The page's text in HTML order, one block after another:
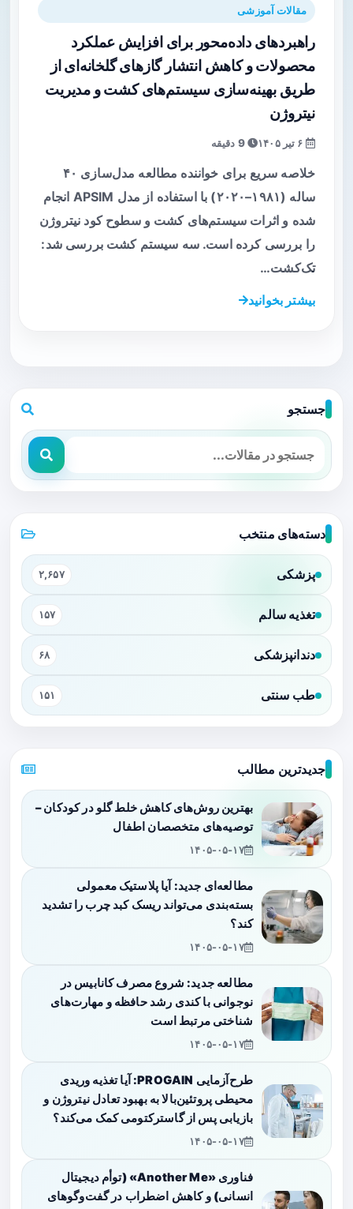
مقالات آموزشی
راهبردهای داده‌محور برای افزایش عملکرد
محصولات و کاهش انتشار گازهای گلخانه‌ای از
طریق بهینه‌سازی سیستم‌های کشت و مدیریت
نیتروژن
9 دقیقه
خلاصه سریع برای خواننده مطالعه مدل‌سازی ۴۰
ساله (۱۹۸۱–۲۰۲۰) با استفاده از مدل APSIM انجام
شده و اثرات سیستم‌های کشت و سطوح کود نیتروژن
را بررسی کرده است. سه سیستم کشت بررسی شد:
تک‌کشت…
بیشتر بخوانید
جستجو
دسته‌های منتخب
پزشکی ۲,۶۵۷
تغذیه سالم ۱۵۷
دندانپزشکی ۶۸
طب سنتی ۱۵۱
جدیدترین مطالب
بهترین روش‌های کاهش خلط گلو در کودکان –
توصیه‌های متخصصان اطفال
۱۴۰۵-۰۵-۱۷
مطالعه‌ای جدید: آیا پلاستیک معمولی
بسته‌بندی می‌تواند ریسک کبد چرب را تشدید
کند؟
۱۴۰۵-۰۵-۱۷
مطالعه جدید: شروع مصرف کانابیس در
نوجوانی با کندی رشد حافظه و مهارت‌های
شناختی مرتبط است
۱۴۰۵-۰۵-۱۷
طرح‌آزمایی PROGAIN: آیا تغذیه وریدی
محیطی پروتئین‌بالا به بهبود تعادل نیتروژن و
بازیابی پس از گاسترکتومی کمک می‌کند؟
۱۴۰۵-۰۵-۱۷
فناوری «Another Me» (توأم دیجیتال
انسانی) و کاهش اضطراب در گفت‌وگوهای